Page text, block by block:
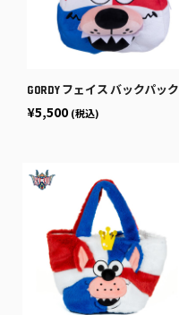
GORDY フェイス バックパック
¥5,500 (税込)